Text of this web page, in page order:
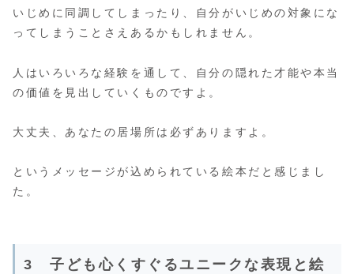
いじめに同調してしまったり、自分がいじめの対象にな
ってしまうことさえあるかもしれません。
人はいろいろな経験を通して、自分の隠れた才能や本当
の価値を見出していくものですよ。
大丈夫、あなたの居場所は必ずありますよ。
というメッセージが込められている絵本だと感じまし
た。
3 子ども心くすぐるユニークな表現と絵